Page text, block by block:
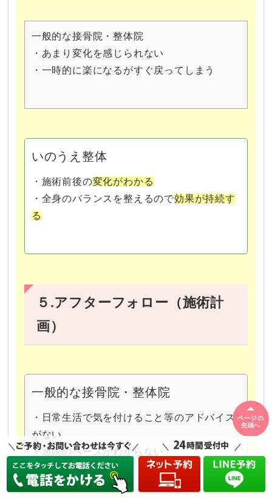
一般的な接骨院・整体院
・あまり変化を感じられない
・一時的に楽になるがすぐ戻ってしまう
いのうえ整体
・施術前後の変化がわかる
・全身のバランスを整えるので効果が持続す
る
５.アフターフォロー（施術計
画）
一般的な接骨院・整体院
・日常生活で気を付けること等のアドバイス
がない
・通院のペースがわからない
ページの
先頭へ